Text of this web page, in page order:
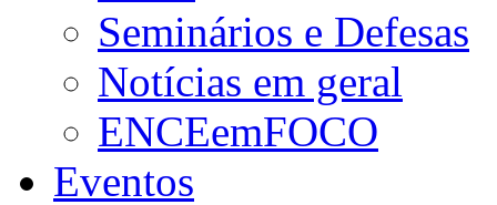
Seminários e Defesas
Notícias em geral
ENCEemFOCO
Eventos